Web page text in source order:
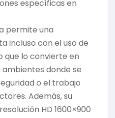
específicas en
permite una
incluso con el uso de
que lo convierte en
donde se
o el trabajo
Además, su
HD 1600×900